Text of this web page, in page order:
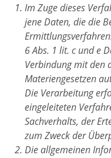
Im Zuge dieses
jene Daten, die die
6 Abs. 1 lit. c und e
Verbindung mit den
Materiengesetzen
Die Verarbeitung
eingeleiteten
Sachverhalts, der
zum Zweck der
Die allgemeinen